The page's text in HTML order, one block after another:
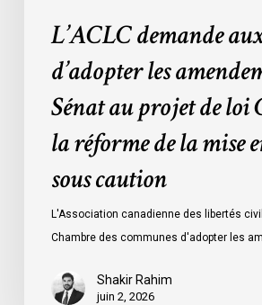
réforme
liberté
caution
L’ACLC demande
d’adopter les
Sénat au projet de loi
la réforme de la mise
sous caution
L'Association canadienne des libertés
Chambre des communes d'adopter les
Shakir Rahim
juin 2, 2026